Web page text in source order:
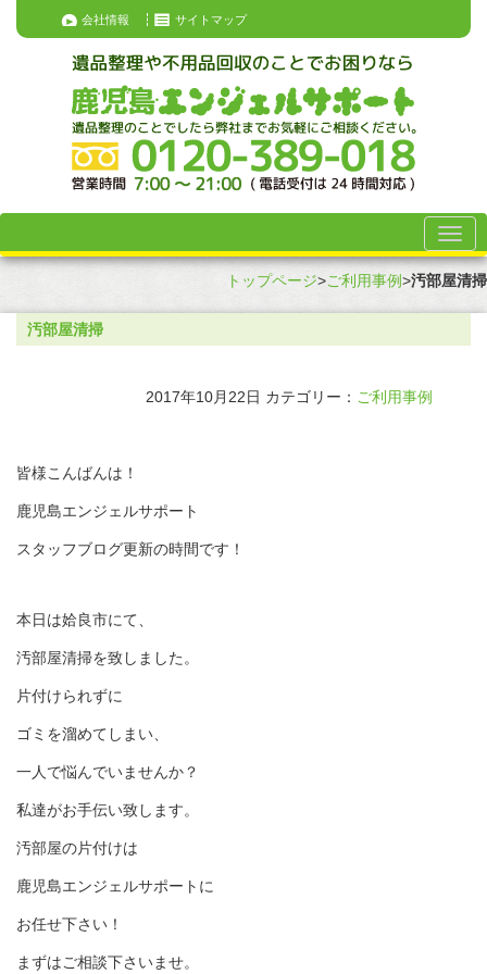
会社情報 サイトマップ
トップページ>ご利用事例>汚部屋清掃
汚部屋清掃
2017年10月22日 カテゴリー： ご利用事例
皆様こんばんは！
鹿児島エンジェルサポート
スタッフブログ更新の時間です！
本日は姶良市にて、
汚部屋清掃を致しました。
片付けられずに
ゴミを溜めてしまい、
一人で悩んでいませんか？
私達がお手伝い致します。
汚部屋の片付けは
鹿児島エンジェルサポートに
お任せ下さい！
まずはご相談下さいませ。